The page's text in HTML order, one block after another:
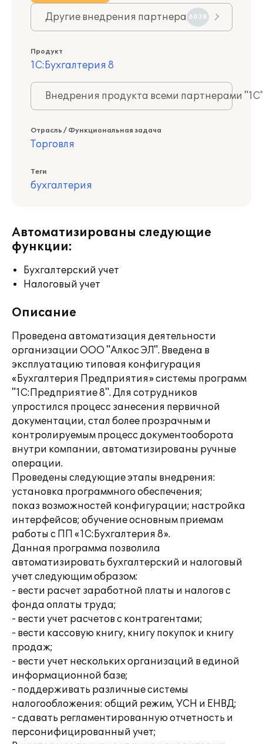
Другие внедрения партнера 6038
Продукт
1С:Бухгалтерия 8
Внедрения продукта всеми партнерами
Отрасль / Функциональная задача
Торговля
Теги
бухгалтерия
Автоматизированы следующие
функции:
Бухгалтерский учет
Налоговый учет
Описание
Проведена автоматизация деятельности
организации ООО "Алкос ЭЛ". Введена в
эксплуатацию типовая конфигурация
«Бухгалтерия Предприятия» системы программ
"1С:Предприятие 8". Для сотрудников
упростился процесс занесения первичной
документации, стал более прозрачным и
контролируемым процесс документооборота
внутри компании, автоматизированы ручные
операции.
Проведены следующие этапы внедрения:
установка программного обеспечения;
показ возможностей конфигурации; настройка
интерфейсов; обучение основным приемам
работы с ПП «1С:Бухгалтерия 8».
Данная программа позволила
автоматизировать бухгалтерский и налоговый
учет следующим образом:
- вести расчет заработной платы и налогов с
фонда оплаты труда;
- вести учет расчетов с контрагентами;
- вести кассовую книгу, книгу покупок и книгу
продаж;
- вести учет нескольких организаций в единой
информационной базе;
- поддерживать различные системы
налогообложения: общий режим, УСН и ЕНВД;
- сдавать регламентированную отчетность и
персонифицированный учет;